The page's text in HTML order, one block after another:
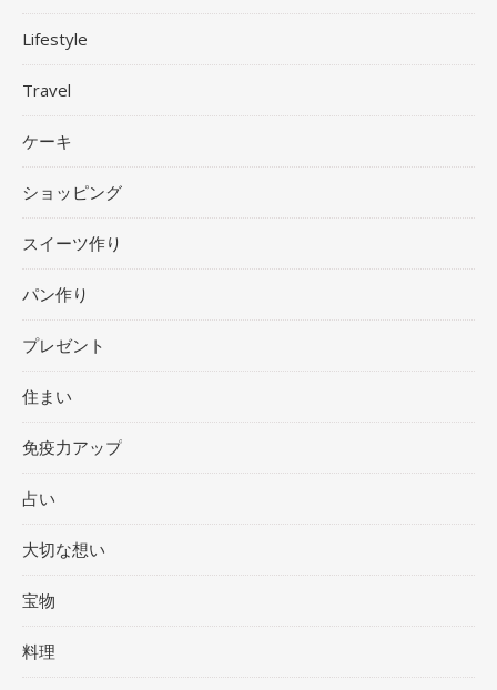
Lifestyle
Travel
ケーキ
ショッピング
スイーツ作り
パン作り
プレゼント
住まい
免疫力アップ
占い
大切な想い
宝物
料理